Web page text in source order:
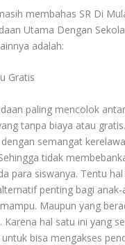
membahas SR Di
Utama Dengan
adalah:
Gratis
paling mencolok
tanpa biaya atau
semangat
tidak
para siswanya. Tentu
penting bagi anak-
Maupun yang
Karena hal satu ini yang
bisa mengakses